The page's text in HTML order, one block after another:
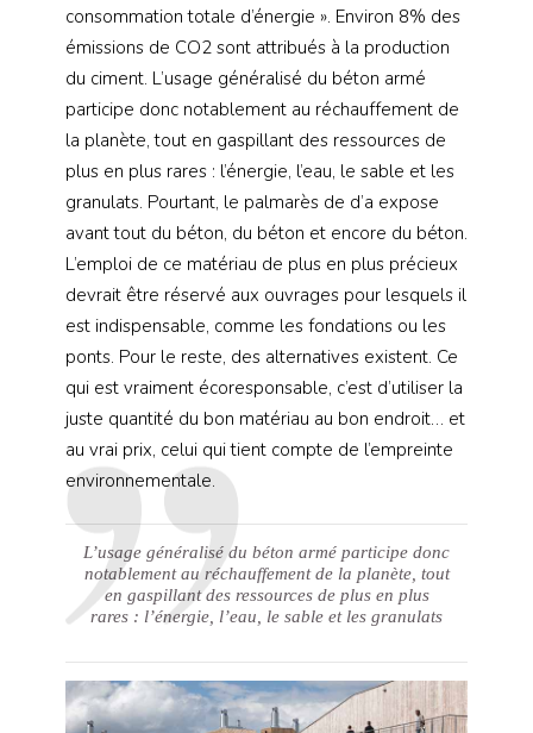
consommation totale d’énergie ». Environ 8% des
émissions de CO2 sont attribués à la production
du ciment. L’usage généralisé du béton armé
participe donc notablement au réchauffement de
la planète, tout en gaspillant des ressources de
plus en plus rares : l’énergie, l’eau, le sable et les
granulats. Pourtant, le palmarès de d’a expose
avant tout du béton, du béton et encore du béton.
L’emploi de ce matériau de plus en plus précieux
devrait être réservé aux ouvrages pour lesquels il
est indispensable, comme les fondations ou les
ponts. Pour le reste, des alternatives existent. Ce
qui est vraiment écoresponsable, c’est d’utiliser la
juste quantité du bon matériau au bon endroit… et
au vrai prix, celui qui tient compte de l’empreinte
environnementale.
L’usage généralisé du béton armé participe donc
notablement au réchauffement de la planète, tout
en gaspillant des ressources de plus en plus
rares : l’énergie, l’eau, le sable et les granulats